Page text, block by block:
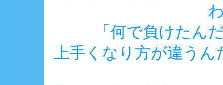
「何で負けたん
上手くなり方が違う